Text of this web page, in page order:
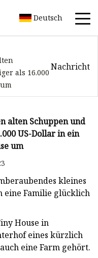
Deutsch
als 16.000
Nachricht
alten Schuppen und
US-Dollar in ein
um
kleines
eine Familie glücklich
House in
eines kürzlich
eine Farm gehört.